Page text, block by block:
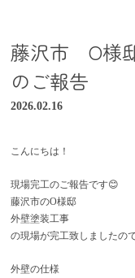
藤沢市 O様
のご報告
2026.02.16
こんにちは！
現場完工のご報告です😊
藤沢市のO様邸
外壁塗装工事
の現場が完工致しましたの
外壁の仕様